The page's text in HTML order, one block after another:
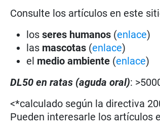
Consulte los artículos en este
losseres humanos (enlace)
las mascotas (enlace)
el medio ambiente (enlace)
DL50 en ratas (aguda oral):
<*calculado según la directiva
Pueden interesarle los artículos